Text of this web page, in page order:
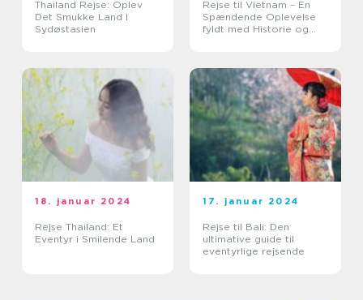
Thailand Rejse: Oplev
Det Smukke Land I
Sydøstasien
Rejse til Vietnam – En
Spændende Oplevelse
fyldt med Historie og
18. januar 2024
Rejse Thailand: Et
Eventyr i Smilende Land
17. januar 2024
Rejse til Bali: Den
ultimative guide til
eventyrlige rejsende